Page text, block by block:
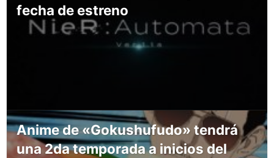
fecha de estreno
Anime de «Gokushufudo» tendrá
una 2da temporada a inicios del